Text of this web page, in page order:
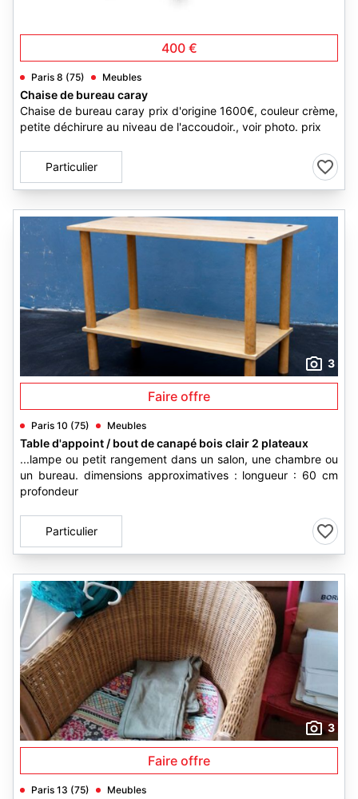
400 €
Paris 8 (75) Meubles
Chaise de bureau caray
Chaise de bureau caray prix d'origine 1600€, couleur crème,
petite déchirure au niveau de l'accoudoir., voir photo. prix
Particulier
3
Faire offre
Paris 10 (75) Meubles
Table d'appoint / bout de canapé bois clair 2 plateaux
...lampe ou petit rangement dans un salon, une chambre ou
un bureau. dimensions approximatives : longueur : 60 cm
profondeur
Particulier
3
Faire offre
Paris 13 (75) Meubles